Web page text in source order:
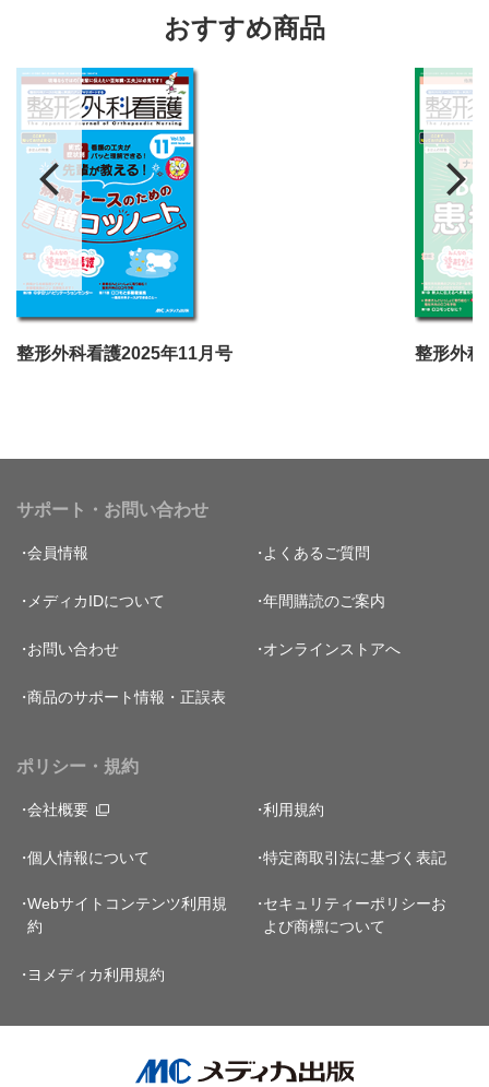
おすすめ商品
整形外科看護2025年11月号 整形外
サポート・お問い合わせ
会員情報 よくあるご質問
メディカIDについて 年間購読のご案内
お問い合わせ オンラインストアへ
商品のサポート情報・正誤表
ポリシー・規約
会社概要 利用規約
個人情報について 特定商取引法に基づく表記
Webサイトコンテンツ利用規
約
セキュリティーポリシーお
よび商標について
ヨメディカ利用規約